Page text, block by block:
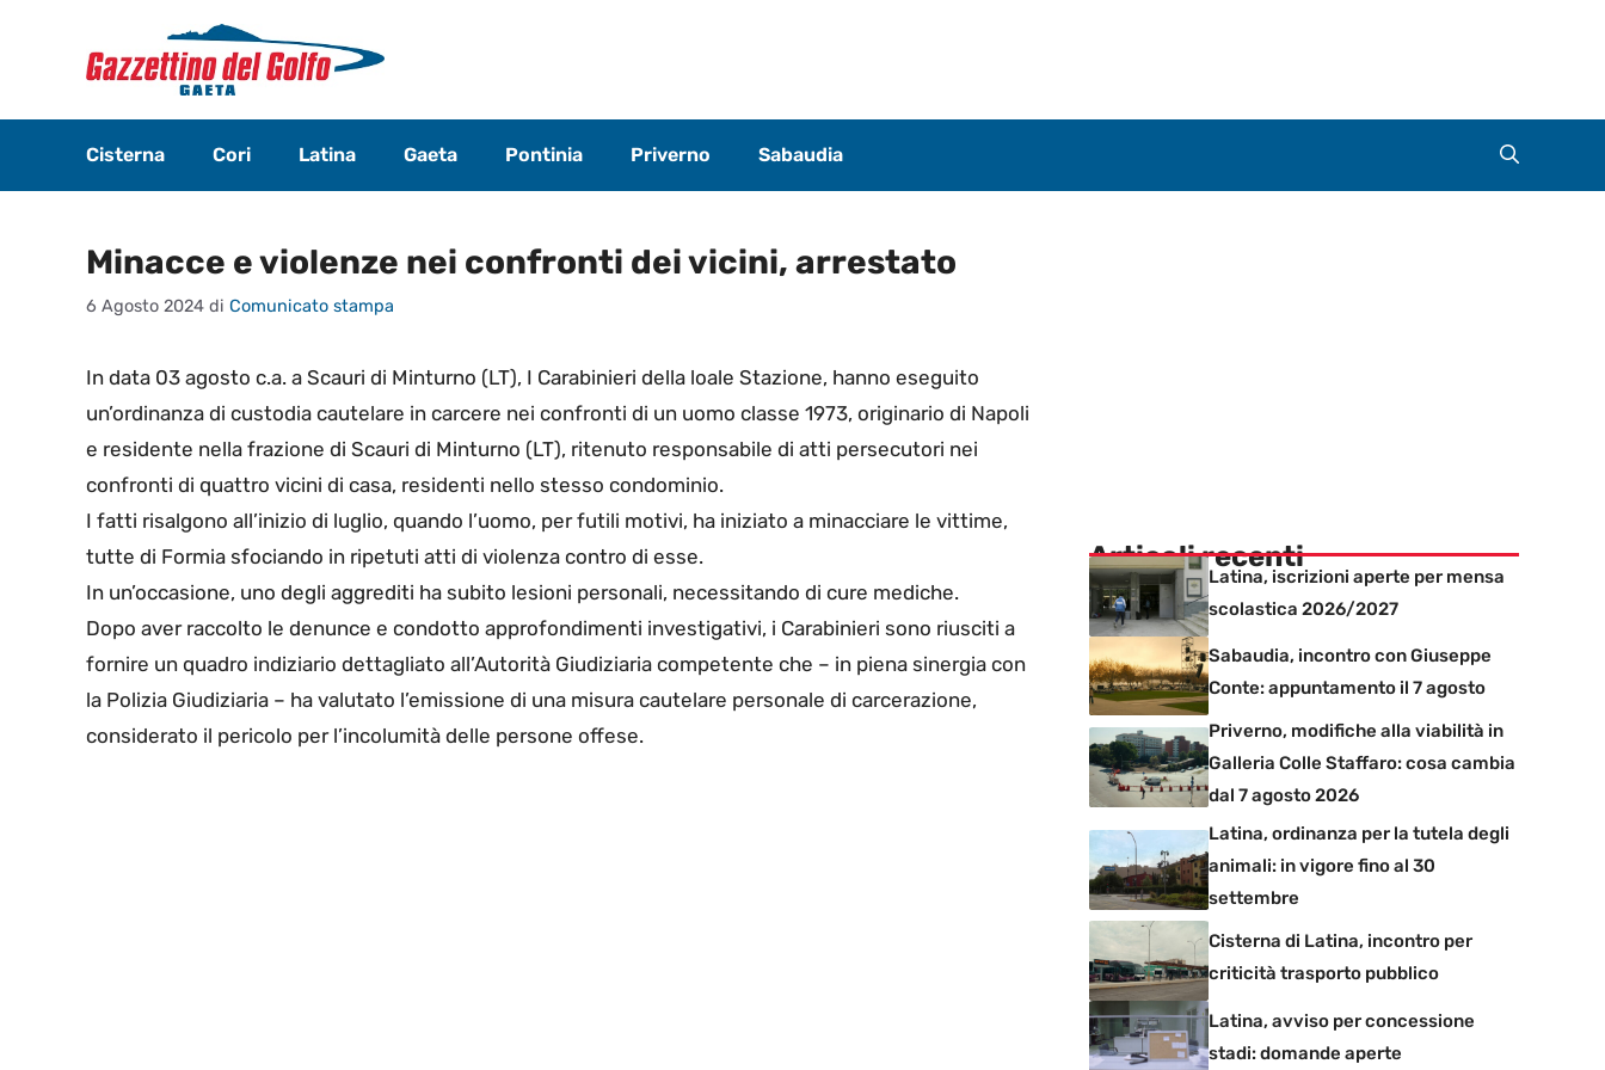
contenuto
Cisterna Cori Latina Gaeta Pontinia Priverno Sabaudia
Minacce e violenze nei confronti dei vicini, arrestato
6 Agosto 2024 di Comunicato stampa
In data 03 agosto c.a. a Scauri di Minturno (LT), I Carabinieri della loale Stazione, hanno eseguito
un’ordinanza di custodia cautelare in carcere nei confronti di un uomo classe 1973, originario di Napoli
e residente nella frazione di Scauri di Minturno (LT), ritenuto responsabile di atti persecutori nei
confronti di quattro vicini di casa, residenti nello stesso condominio.
I fatti risalgono all’inizio di luglio, quando l’uomo, per futili motivi, ha iniziato a minacciare le vittime,
tutte di Formia sfociando in ripetuti atti di violenza contro di esse.
In un’occasione, uno degli aggrediti ha subito lesioni personali, necessitando di cure mediche.
Dopo aver raccolto le denunce e condotto approfondimenti investigativi, i Carabinieri sono riusciti a
fornire un quadro indiziario dettagliato all’Autorità Giudiziaria competente che – in piena sinergia con
la Polizia Giudiziaria – ha valutato l’emissione di una misura cautelare personale di carcerazione,
considerato il pericolo per l’incolumità delle persone offese.
Articoli recenti
Latina, iscrizioni aperte per mensa
scolastica 2026/2027
Sabaudia, incontro con Giuseppe
Conte: appuntamento il 7 agosto
Priverno, modifiche alla viabilità in
Galleria Colle Staffaro: cosa cambia
dal 7 agosto 2026
Latina, ordinanza per la tutela degli
animali: in vigore fino al 30
settembre
Cisterna di Latina, incontro per
criticità trasporto pubblico
Latina, avviso per concessione
stadi: domande aperte